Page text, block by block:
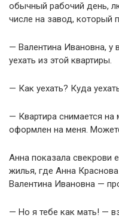
обычный рабочий день,
числе на завод, который
— Валентина Ивановна, у
уехать из этой квартиры.
— Как уехать? Куда
— Квартира снимается
оформлен на меня.
Анна показала свекрови
жилья, где Анна
Валентина Ивановна —
— Но я тебе как мать! —